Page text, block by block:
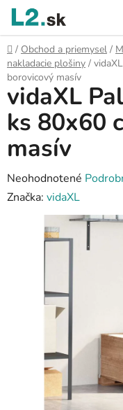
Prejsť
obsah
Domov
/ Obchod a priemysel /
nakladacie plošiny /
borovicový masív
vidaXL
ks 80x60
masív
Priemerné
hodnotenie
produktu
hviezdičiek.
Neohodnotené
Značka: vidaXL